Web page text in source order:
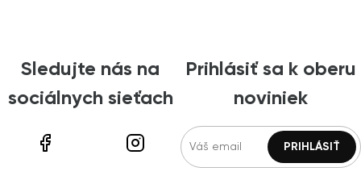
Sledujte nás na
sociálnych sieťach
Prihlásiť sa k oberu
noviniek